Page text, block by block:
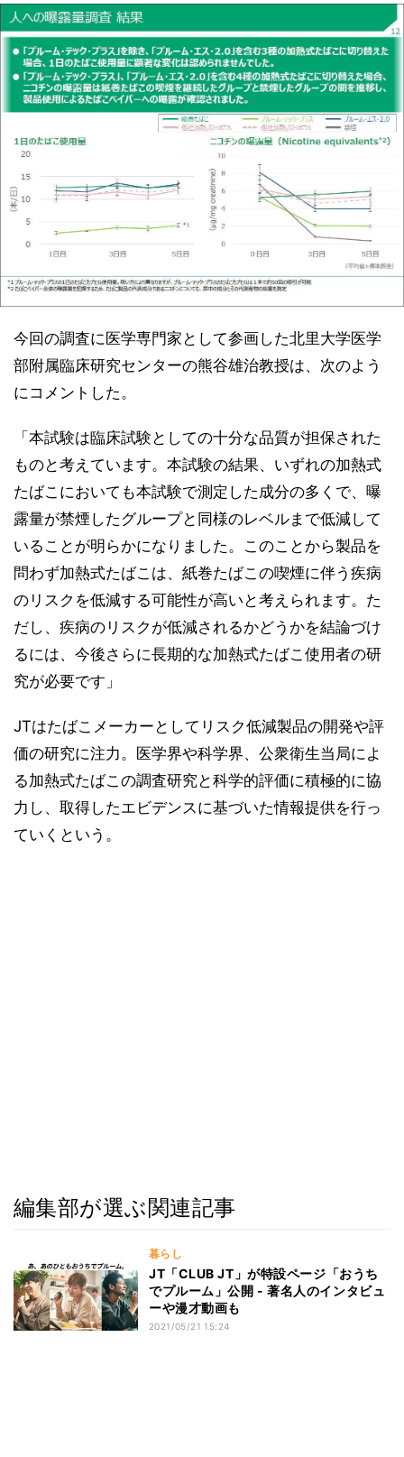
今回の調査に医学専門家として参画した北里大学医学
部附属臨床研究センターの熊谷雄治教授は、次のよう
にコメントした。
「本試験は臨床試験としての十分な品質が担保された
ものと考えています。本試験の結果、いずれの加熱式
たばこにおいても本試験で測定した成分の多くで、曝
露量が禁煙したグループと同様のレベルまで低減して
いることが明らかになりました。このことから製品を
問わず加熱式たばこは、紙巻たばこの喫煙に伴う疾病
のリスクを低減する可能性が高いと考えられます。た
だし、疾病のリスクが低減されるかどうかを結論づけ
るには、今後さらに長期的な加熱式たばこ使用者の研
究が必要です」
JTはたばこメーカーとしてリスク低減製品の開発や評
価の研究に注力。医学界や科学界、公衆衛生当局によ
る加熱式たばこの調査研究と科学的評価に積極的に協
力し、取得したエビデンスに基づいた情報提供を行っ
ていくという。
編集部が選ぶ関連記事
暮らし
JT「CLUB JT」が特設ページ「おうち
でプルーム」公開 - 著名人のインタビュ
ーや漫才動画も
2021/05/21 15:24